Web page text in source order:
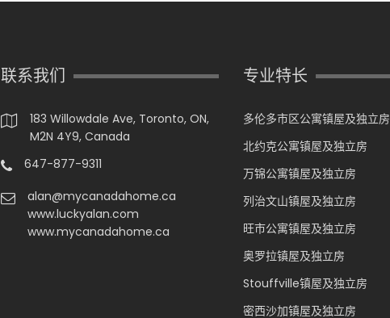
联系我们
183 Willowdale Ave, Toronto, ON,
M2N 4Y9, Canada
647-877-9311
alan@mycanadahome.ca
www.luckyalan.com
www.mycanadahome.ca
专业特长
多伦多市区公寓镇屋及独立房
北约克公寓镇屋及独立房
万锦公寓镇屋及独立房
列治文山镇屋及独立房
旺市公寓镇屋及独立房
奥罗拉镇屋及独立房
Stouffville镇屋及独立房
密西沙加镇屋及独立房